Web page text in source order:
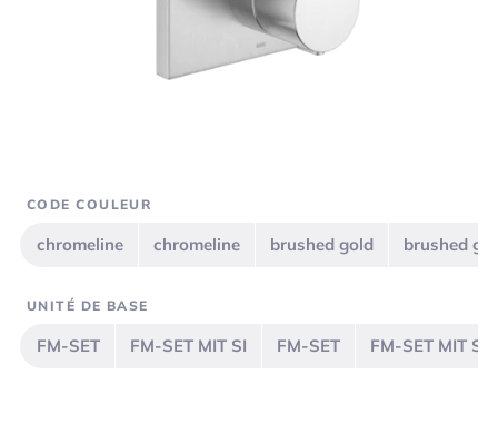
CODE COULEUR
chromeline chromeline brushed gold brushed
UNITÉ DE BASE
FM-SET FM-SET MIT SI FM-SET FM-SET MIT SI